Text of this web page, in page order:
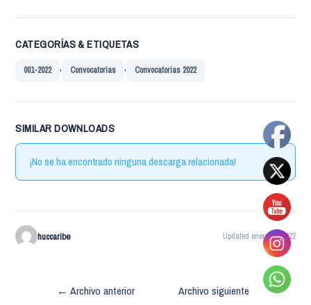
CATEGORÍAS & ETIQUETAS
001-2022 , Convocatorias , Convocatorias 2022
SIMILAR DOWNLOADS
¡No se ha encontrado ninguna descarga relacionada!
huccaribe Updated enero 28, 2022
← Archivo anterior
Archivo siguiente